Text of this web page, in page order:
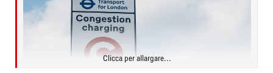
Clicca per allargare...